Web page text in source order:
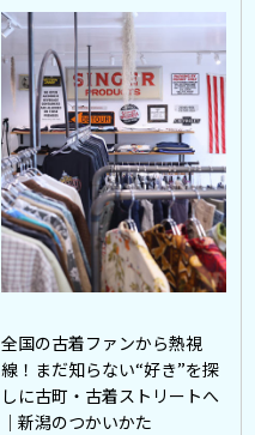
全国の古着ファンから熱視
線！まだ知らない“好き”を探
しに古町・古着ストリートへ
｜新潟のつかいかた